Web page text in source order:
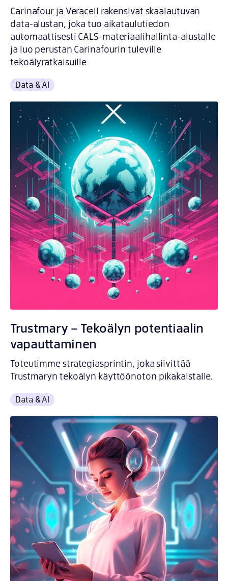
Carinafour ja Veracell rakensivat skaalautuvan
data-alustan, joka tuo aikataulutiedon
automaattisesti CALS-materiaalihallinta-alustalle
ja luo perustan Carinafourin tuleville
tekoälyratkaisuille
Data & AI
Trustmary – Tekoälyn potentiaalin
vapauttaminen
Toteutimme strategiasprintin, joka siivittää
Trustmaryn tekoälyn käyttöönoton pikakaistalle.
Data & AI